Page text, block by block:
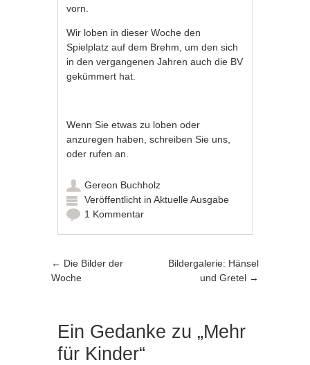
vorn.
Wir loben in dieser Woche den
Spielplatz auf dem Brehm, um den sich
in den vergangenen Jahren auch die BV
gekümmert hat.
Wenn Sie etwas zu loben oder
anzuregen haben, schreiben Sie uns,
oder rufen an.
Gereon Buchholz
Veröffentlicht inAktuelle Ausgabe
1 Kommentar
Artikel-Navigation
← Die Bilder der
Woche
Bildergalerie: Hänsel
und Gretel →
Ein Gedanke zu „Mehr
für Kinder“